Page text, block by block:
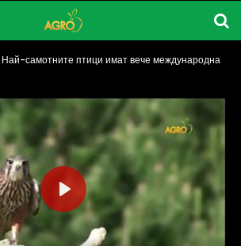
Най-самотните птици имат вече международна
PLAY